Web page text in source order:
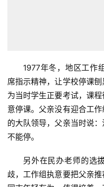
1977年冬，地区工作
席指示精神，让学校停课
为当时学生正要考试，课
意停课。父亲没有迎合工
的大队领导，父亲当时说
不能停。
另外在民办老师的选
歧，工作组执意要把父亲